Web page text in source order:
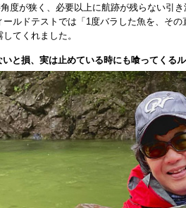
度が狭く、必要以上に航跡が残らない引
ールドテストでは「1度バラした魚を、そ
てくれました。
と損、実は止めている時にも喰ってくる